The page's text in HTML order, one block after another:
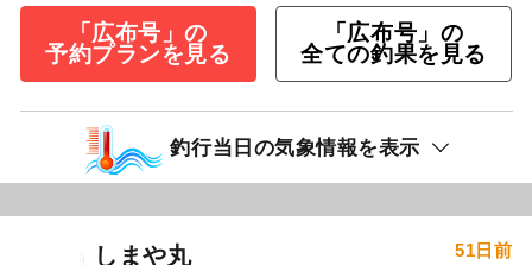
「広布号」の
予約プランを見る
「広布号」の
全ての釣果を見る
釣行当日の気象情報を表示
しまや丸 51日前